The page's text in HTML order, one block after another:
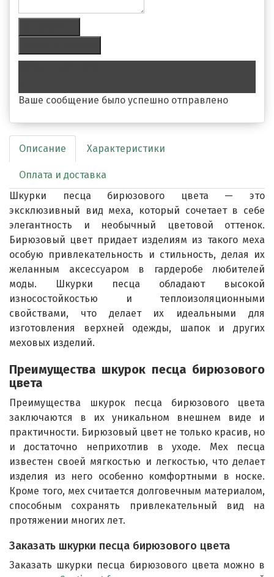
Ваше сообщение было успешно отправлено
Описание Характеристики
Оплата и доставка
Шкурки песца бирюзового цвета — это
эксклюзивный вид меха, который сочетает в себе
элегантность и необычный цветовой оттенок.
Бирюзовый цвет придает изделиям из такого меха
особую привлекательность и стильность, делая их
желанным аксессуаром в гардеробе любителей
моды. Шкурки песца обладают высокой
износостойкостью и теплоизоляционными
свойствами, что делает их идеальными для
изготовления верхней одежды, шапок и других
меховых изделий.
Преимущества шкурок песца бирюзового
цвета
Преимущества шкурок песца бирюзового цвета
заключаются в их уникальном внешнем виде и
практичности. Бирюзовый цвет не только красив, но
и достаточно неприхотлив в уходе. Мех песца
известен своей мягкостью и легкостью, что делает
изделия из него особенно комфортными в носке.
Кроме того, мех считается долговечным материалом,
способным сохранять привлекательный вид на
протяжении многих лет.
Заказать шкурки песца бирюзового цвета
Заказать шкурки песца бирюзового цвета можно в